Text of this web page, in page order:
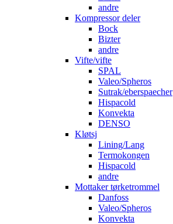
andre
Kompressor deler
Bock
Bizter
andre
Vifte/vifte
SPAL
Valeo/Spheros
Sutrak/eberspaecher
Hispacold
Konvekta
DENSO
Kløtsj
Lining/Lang
Termokongen
Hispacold
andre
Mottaker tørketrommel
Danfoss
Valeo/Spheros
Konvekta